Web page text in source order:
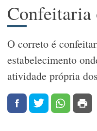
O correto é
estabelecimento
atividade própria